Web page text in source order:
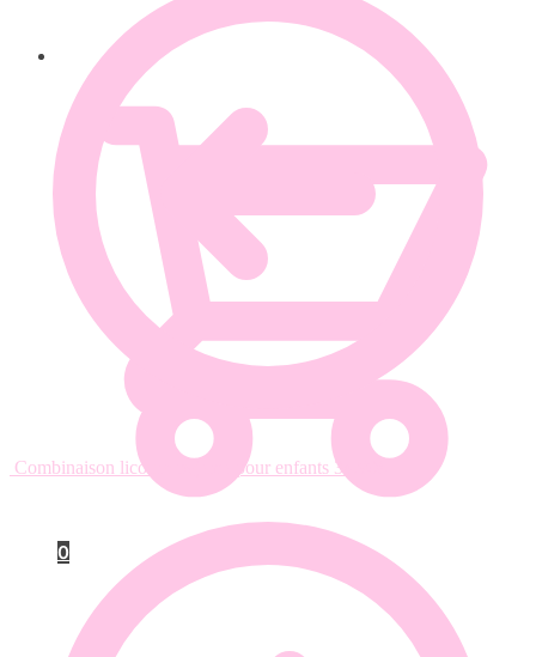
€
0
Combinaison licorne pyjama pour enfants 34.90